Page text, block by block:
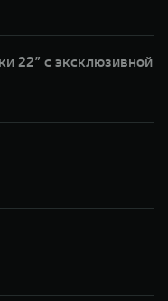
22” c эксклюзивной